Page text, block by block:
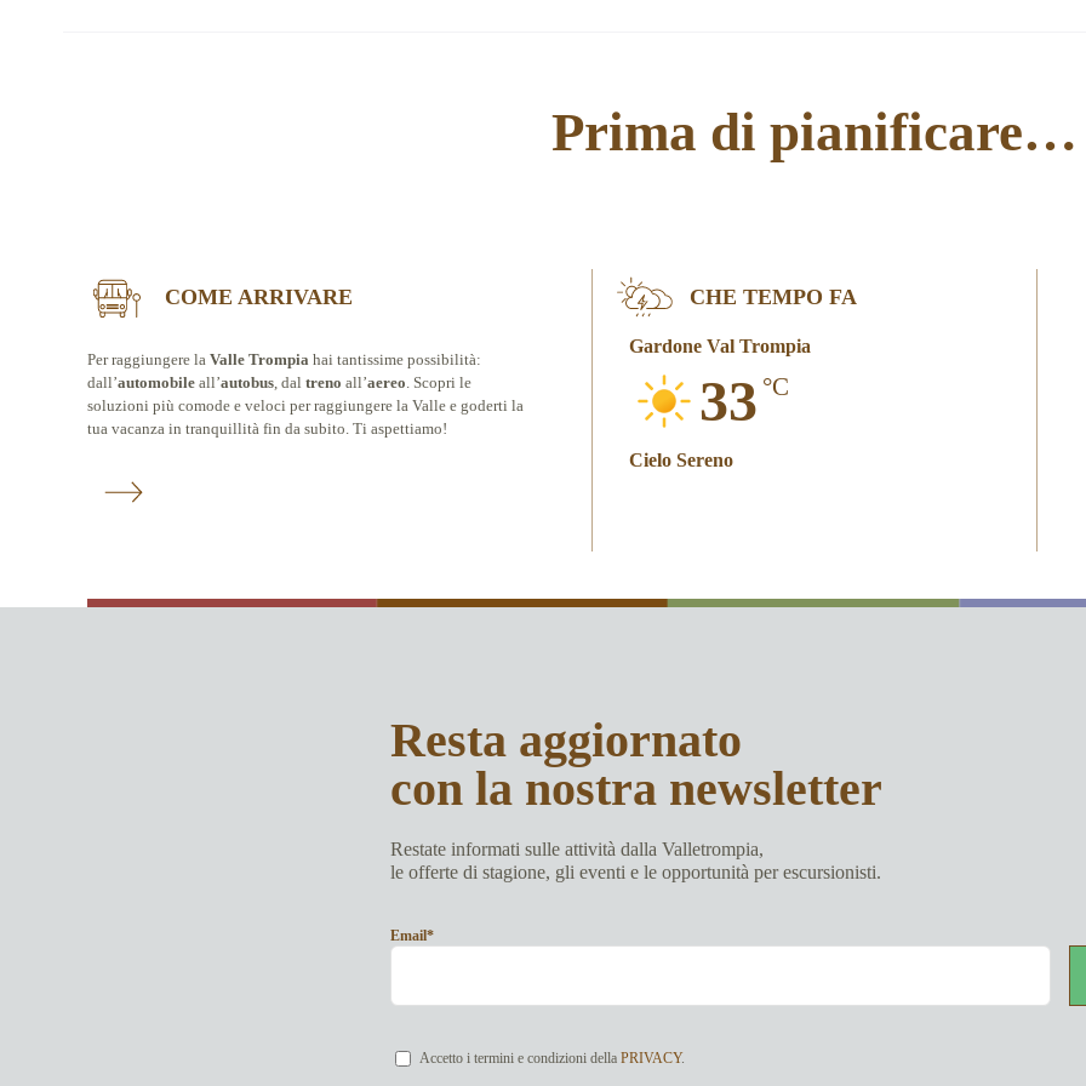
Prima di pianificare…
COME ARRIVARE
Per raggiungere la Valle Trompiahai tantissime possibilità:
dall’automobileall’autobus, dal treno all’aereo. Scopri le
soluzioni più comode e veloci per raggiungere la Valle e goderti la
tua vacanza in tranquillità fin da subito. Ti aspettiamo!
CHE TEMPO FA
Gardone Val Trompia
33 °C
Cielo Sereno
Resta aggiornato
con la nostra newsletter
Restate informati sulle attività dalla Valletrompia,
le offerte di stagione, gli eventi e le opportunità per escursionisti.
Email*
Accetto i termini e condizioni della PRIVACY.